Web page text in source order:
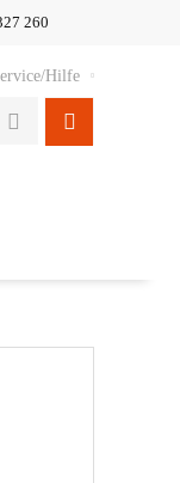
260
Hilfe